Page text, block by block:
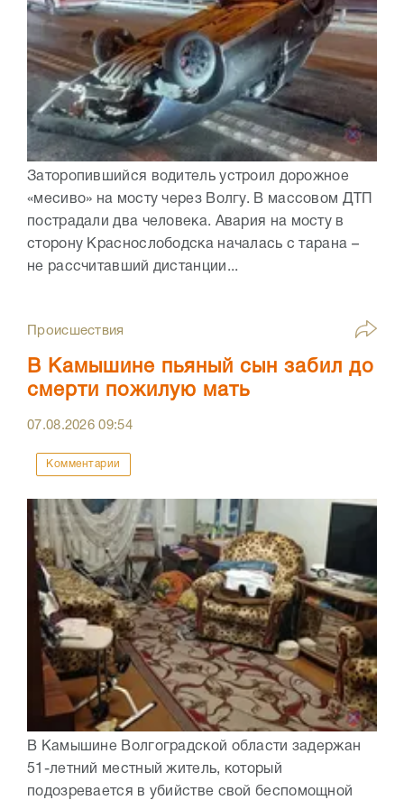
Заторопившийся водитель устроил дорожное
«месиво» на мосту через Волгу. В массовом ДТП
пострадали два человека. Авария на мосту в
сторону Краснослободска началась с тарана –
не рассчитавший дистанции...
Происшествия
В Камышине пьяный сын забил до
смерти пожилую мать
07.08.202609:54
Комментарии
В Камышине Волгоградской области задержан
51-летний местный житель, который
подозревается в убийстве свой беспомощной